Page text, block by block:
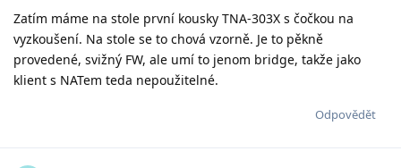
Zatím máme na stole první kousky TNA-303X s čočkou na
vyzkoušení. Na stole se to chová vzorně. Je to pěkně
provedené, svižný FW, ale umí to jenom bridge, takže jako
klient s NATem teda nepoužitelné.
Odpovědět